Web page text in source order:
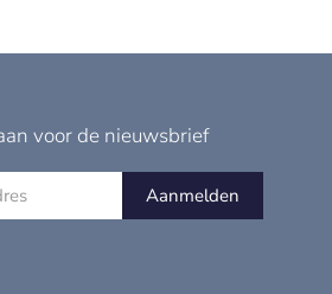
voor de nieuwsbrief
Aanmelden